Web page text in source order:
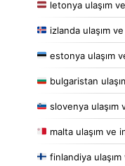
letonya ulaşım
izlanda ulaşım
estonya ulaşım
bulgaristan
slovenya
malta ulaşım ve
finlandiya